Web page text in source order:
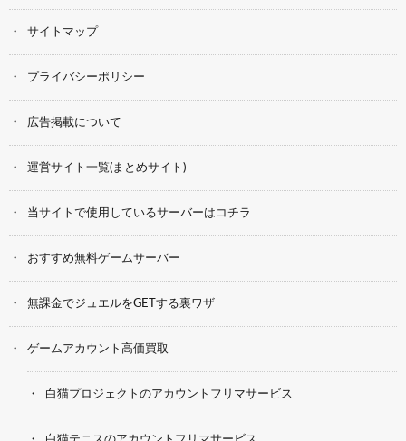
サイトマップ
プライバシーポリシー
広告掲載について
運営サイト一覧(まとめサイト)
当サイトで使用しているサーバーはコチラ
おすすめ無料ゲームサーバー
無課金でジュエルをGETする裏ワザ
ゲームアカウント高価買取
白猫プロジェクトのアカウントフリマサービス